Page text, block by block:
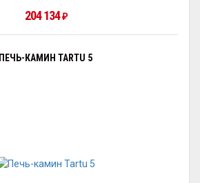
204 134₽
ПЕЧЬ-КАМИН TARTU 5